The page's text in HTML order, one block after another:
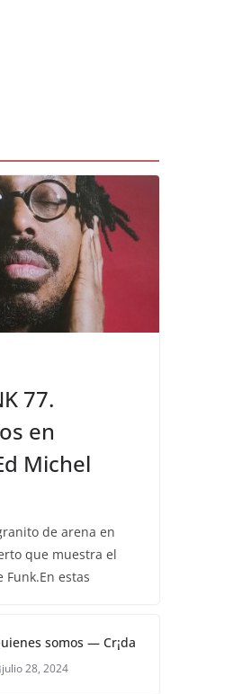
77.
en
Michel
de arena en
que muestra el
Funk.En estas
somos — Cr¡da
julio 28, 2024